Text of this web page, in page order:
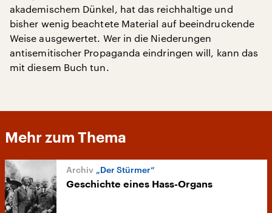
akademischem Dünkel, hat das reichhaltige und
bisher wenig beachtete Material auf beeindruckende
Weise ausgewertet. Wer in die Niederungen
antisemitischer Propaganda eindringen will, kann das
mit diesem Buch tun.
Mehr zum Thema
„Der Stürmer“
Geschichte eines Hass-Organs